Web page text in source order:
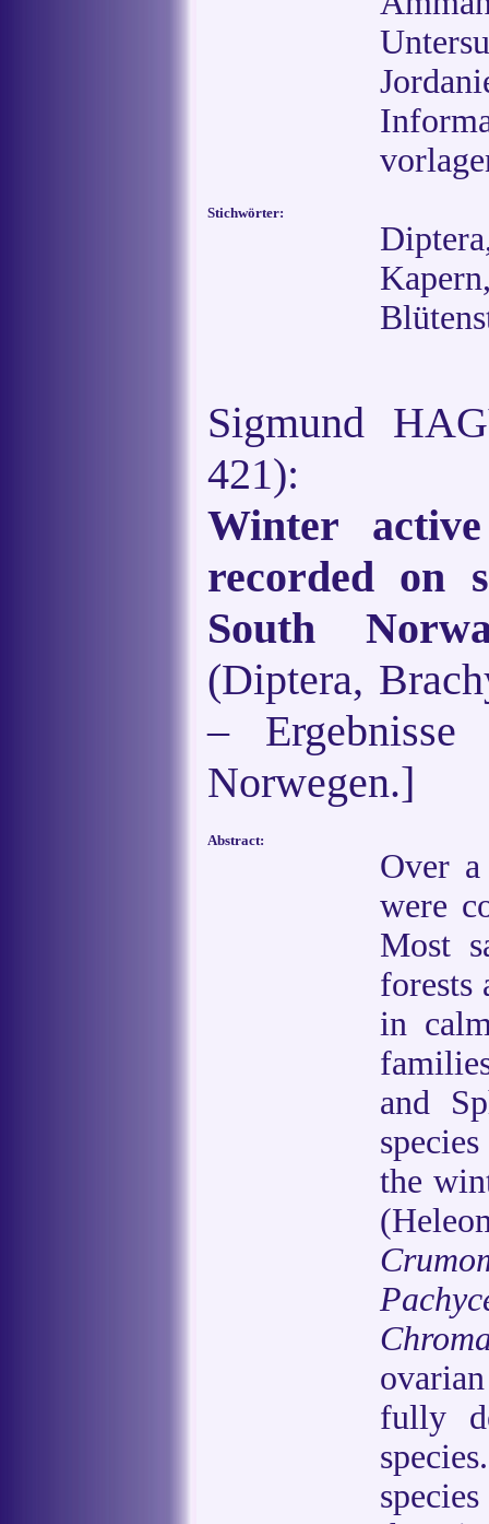
Stichwörter:
Sigmund
421):
Winter
recorded on
South
(Diptera,
–
Norwegen.]
Abstract:
Over
were
Most
forests
in
and
the
fully